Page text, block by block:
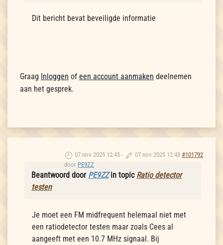
Dit bericht bevat beveiligde informatie
Graag Inloggen of een account aanmaken deelnemen
aan het gesprek.
07 nov 2025 12:45 - 07 nov 2025 12:48 #101792
door PE9ZZ
Beantwoord door PE9ZZin topic Ratio detector
testen
Je moet een FM midfrequent helemaal niet met
een ratiodetector testen maar zoals Cees al
aangeeft met een 10.7 MHz signaal. Bij